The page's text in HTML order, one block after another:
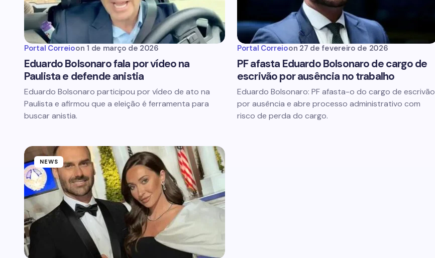
Portal Correioon 1 de março de 2026
Eduardo Bolsonaro fala por vídeo na
Paulista e defende anistia
Eduardo Bolsonaro participou por vídeo de ato na
Paulista e afirmou que a eleição é ferramenta para
buscar anistia.
Portal Correioon 27 de fevereiro de 2026
PF afasta Eduardo Bolsonaro de cargo de
escrivão por ausência no trabalho
Eduardo Bolsonaro: PF afasta-o do cargo de escrivão
por ausência e abre processo administrativo com
risco de perda do cargo.
NEWS